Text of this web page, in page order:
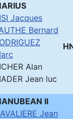
Jacques
Bernard
Alan
Jean luc
II
Jean